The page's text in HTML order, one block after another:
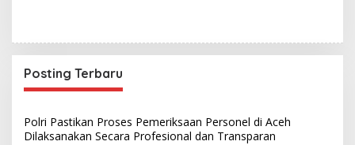
Posting Terbaru
Polri Pastikan Proses Pemeriksaan Personel di Aceh
Dilaksanakan Secara Profesional dan Transparan